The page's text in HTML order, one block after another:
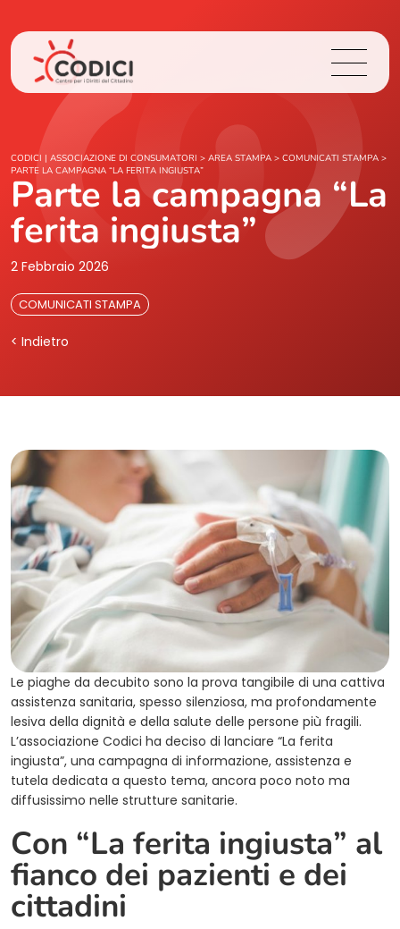
Chi Siamo
Cosa Facciamo
Area Stampa
CODICI | ASSOCIAZIONE DI CONSUMATORI > AREA STAMPA > COMUNICATI STAMPA >
PARTE LA CAMPAGNA “LA FERITA INGIUSTA”
Parte la campagna “La
ferita ingiusta”
2 Febbraio 2026
COMUNICATI STAMPA
< Indietro
Le piaghe da decubito sono la prova tangibile di una cattiva
assistenza sanitaria, spesso silenziosa, ma profondamente
lesiva della dignità e della salute delle persone più fragili.
L’associazione Codici ha deciso di lanciare “La ferita
ingiusta”, una campagna di informazione, assistenza e
tutela dedicata a questo tema, ancora poco noto ma
diffusissimo nelle strutture sanitarie.
Con “La ferita ingiusta” al
fianco dei pazienti e dei
cittadini